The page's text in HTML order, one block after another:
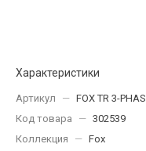
Характеристики
Артикул — FOX TR 3-
Код товара
— 302539
Коллекция
— Fox